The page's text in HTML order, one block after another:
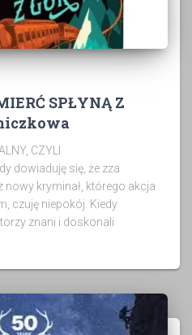
SPŁYNĄ Z
CZYLI
dowiaduję się, że zza
kryminał, którego akcja
czuję niepokój. Kiedy
znani i doskonali